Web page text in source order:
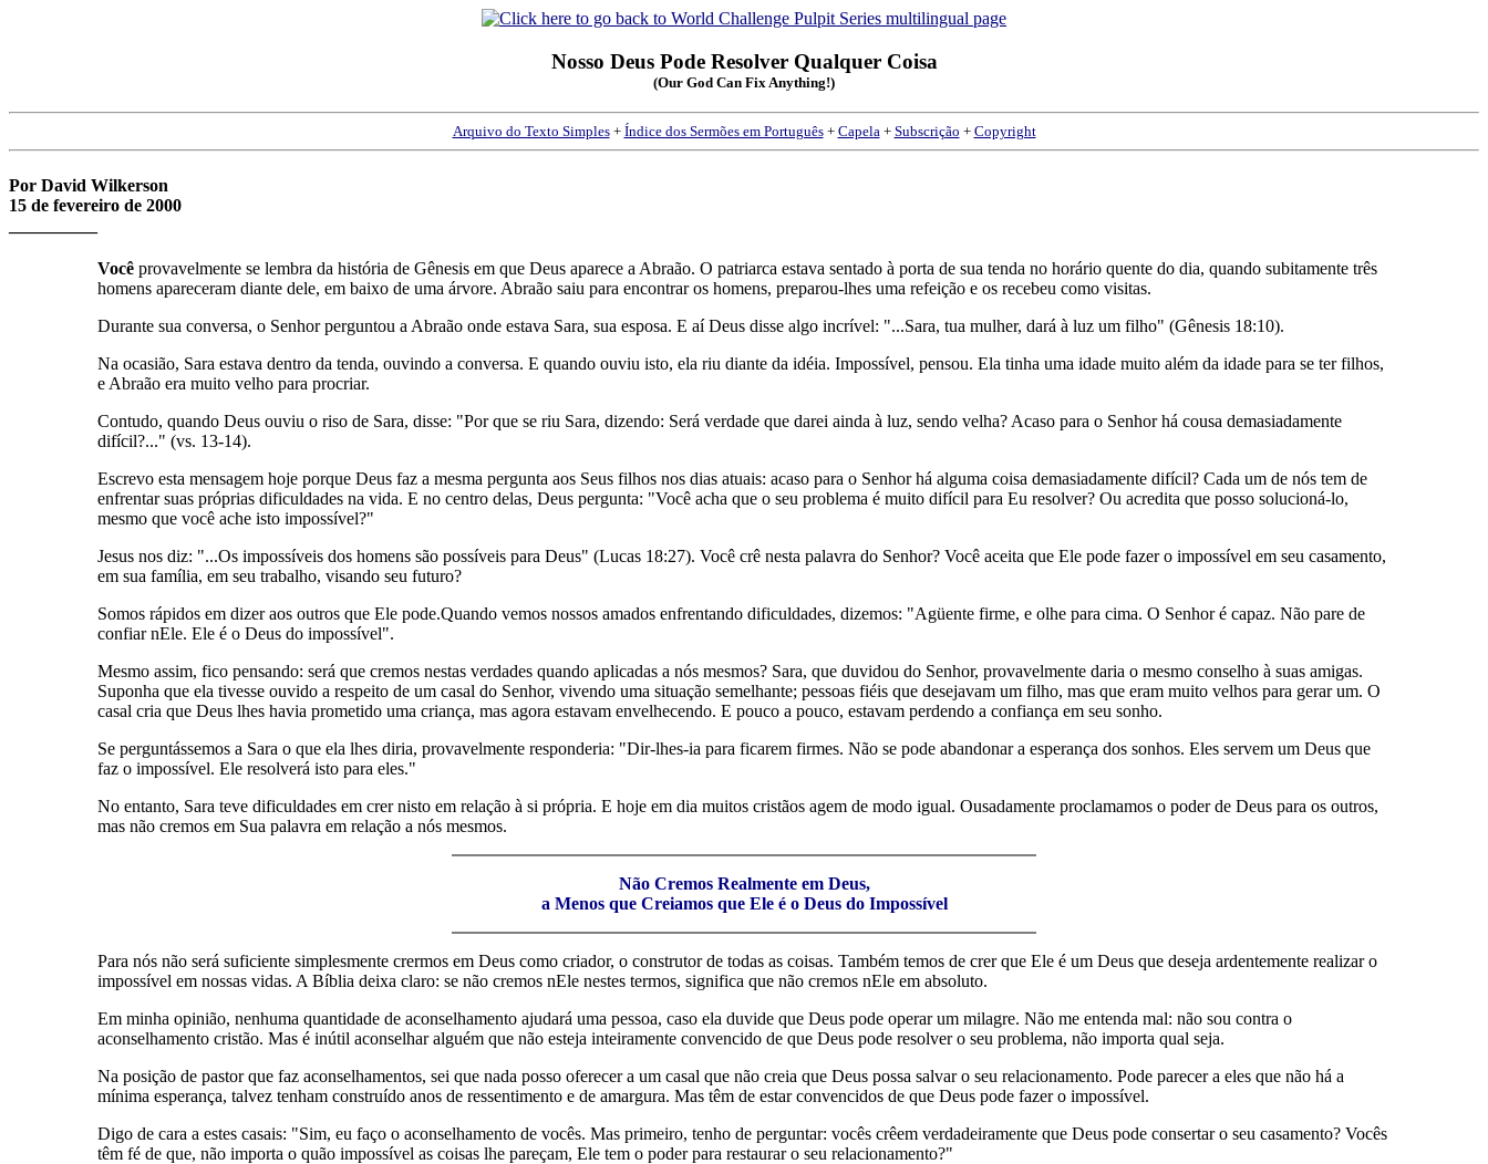
Nosso Deus Pode Resolver Qualquer Coisa
(Our God Can Fix Anything!)
Arquivo do Texto Simples+ Índice dos Sermões em Português+ Capela+ Subscrição + Copyright
Por David Wilkerson
15 de fevereiro de 2000
Você provavelmente se lembra da história de Gênesis em que Deus aparece a Abraão. O patriarca estava sentado à porta de sua tenda no horário quente do dia, quando subitamente três
homens apareceram diante dele, em baixo de uma árvore. Abraão saiu para encontrar os homens, preparou-lhes uma refeição e os recebeu como visitas.
Durante sua conversa, o Senhor perguntou a Abraão onde estava Sara, sua esposa. E aí Deus disse algo incrível: "...Sara, tua mulher, dará à luz um filho" (Gênesis 18:10).
Na ocasião, Sara estava dentro da tenda, ouvindo a conversa. E quando ouviu isto, ela riu diante da idéia. Impossível, pensou. Ela tinha uma idade muito além da idade para se ter filhos,
e Abraão era muito velho para procriar.
Contudo, quando Deus ouviu o riso de Sara, disse: "Por que se riu Sara, dizendo: Será verdade que darei ainda à luz, sendo velha? Acaso para o Senhor há cousa demasiadamente
difícil?..." (vs. 13-14).
Escrevo esta mensagem hoje porque Deus faz a mesma pergunta aos Seus filhos nos dias atuais: acaso para o Senhor há alguma coisa demasiadamente difícil? Cada um de nós tem de
enfrentar suas próprias dificuldades na vida. E no centro delas, Deus pergunta: "Você acha que o seu problema é muito difícil para Eu resolver? Ou acredita que posso solucioná-lo,
mesmo que você ache isto impossível?"
Jesus nos diz: "...Os impossíveis dos homens são possíveis para Deus" (Lucas 18:27). Você crê nesta palavra do Senhor? Você aceita que Ele pode fazer o impossível em seu casamento,
em sua família, em seu trabalho, visando seu futuro?
Somos rápidos em dizer aos outros que Ele pode.Quando vemos nossos amados enfrentando dificuldades, dizemos: "Agüente firme, e olhe para cima. O Senhor é capaz. Não pare de
confiar nEle. Ele é o Deus do impossível".
Mesmo assim, fico pensando: será que cremos nestas verdades quando aplicadas a nós mesmos? Sara, que duvidou do Senhor, provavelmente daria o mesmo conselho à suas amigas.
Suponha que ela tivesse ouvido a respeito de um casal do Senhor, vivendo uma situação semelhante; pessoas fiéis que desejavam um filho, mas que eram muito velhos para gerar um. O
casal cria que Deus lhes havia prometido uma criança, mas agora estavam envelhecendo. E pouco a pouco, estavam perdendo a confiança em seu sonho.
Se perguntássemos a Sara o que ela lhes diria, provavelmente responderia: "Dir-lhes-ia para ficarem firmes. Não se pode abandonar a esperança dos sonhos. Eles servem um Deus que
faz o impossível. Ele resolverá isto para eles."
No entanto, Sara teve dificuldades em crer nisto em relação à si própria. E hoje em dia muitos cristãos agem de modo igual. Ousadamente proclamamos o poder de Deus para os outros,
mas não cremos em Sua palavra em relação a nós mesmos.
Não Cremos Realmente em Deus,
a Menos que Creiamos que Ele é o Deus do Impossível
Para nós não será suficiente simplesmente crermos em Deus como criador, o construtor de todas as coisas. Também temos de crer que Ele é um Deus que deseja ardentemente realizar o
impossível em nossas vidas. A Bíblia deixa claro: se não cremos nEle nestes termos, significa que não cremos nEle em absoluto.
Em minha opinião, nenhuma quantidade de aconselhamento ajudará uma pessoa, caso ela duvide que Deus pode operar um milagre. Não me entenda mal: não sou contra o
aconselhamento cristão. Mas é inútil aconselhar alguém que não esteja inteiramente convencido de que Deus pode resolver o seu problema, não importa qual seja.
Na posição de pastor que faz aconselhamentos, sei que nada posso oferecer a um casal que não creia que Deus possa salvar o seu relacionamento. Pode parecer a eles que não há a
mínima esperança, talvez tenham construído anos de ressentimento e de amargura. Mas têm de estar convencidos de que Deus pode fazer o impossível.
Digo de cara a estes casais: "Sim, eu faço o aconselhamento de vocês. Mas primeiro, tenho de perguntar: vocês crêem verdadeiramente que Deus pode consertar o seu casamento? Vocês
têm fé de que, não importa o quão impossível as coisas lhe pareçam, Ele tem o poder para restaurar o seu relacionamento?"